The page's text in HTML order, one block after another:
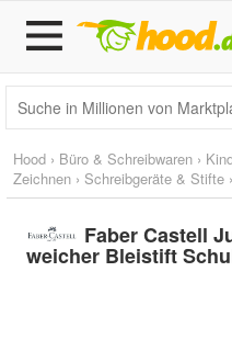
Hood › Büro & Schreibwaren ›
Zeichnen › Schreibgeräte & Stifte ›
Faber Castell
weicher Bleistift